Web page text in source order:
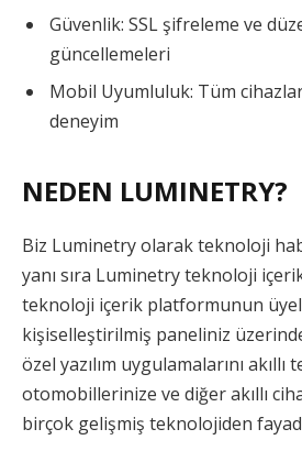
Güvenlik: SSL şifreleme ve
güncellemeleri
Mobil Uyumluluk: Tüm
deneyim
NEDEN LUMINETRY?
Biz Luminetry olarak teknoloji
yanı sıra Luminetry teknoloji
teknoloji içerik platformunun
kişiselleştirilmiş paneliniz
özel yazılım uygulamalarını akıllı
otomobillerinize ve diğer akıllı
birçok gelişmiş teknolojiden